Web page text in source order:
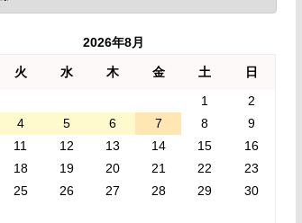
2026年8月
火 水 木 金 土
日
1
2
4 5 6 7 8
9
11 12 13 14 15
16
18 19 20 21 22
23
25 26 27 28 29
30